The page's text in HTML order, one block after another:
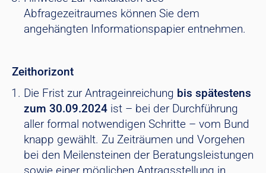
Abfragezeitraumes können Sie dem
angehängten Informationspapier entnehmen.
Zeithorizont
Die Frist zur Antrageinreichung bis spätestens
zum 30.09.2024 ist – bei der Durchführung
aller formal notwendigen Schritte – vom Bund
knapp gewählt. Zu Zeiträumen und Vorgehen
bei den Meilensteinen der Beratungsleistungen
sowie einer möglichen Antragsstellung in